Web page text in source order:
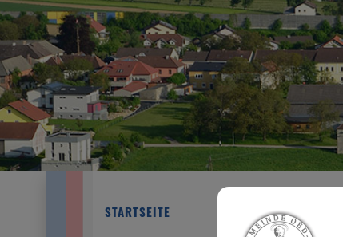
STARTSEITE